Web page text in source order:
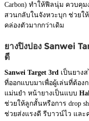
Carbon) ทำให้ฟีลนุ่ม ควบคุ
สวนกลับในจังหวะบุก ช่วยใ
คล่องตัวมากกว่าเดิม
ยางปิงปอง Sanwei
ดี
Sanwei Target 3rd เป็นยางส
ที่ออกแบบมาเพื่อผู้เล่นที่ต้อ
แม่นยำ หน้ายางเป็นแบบ
ช่วยให้ลูกสั้นหรือการ drop
ช่วยส่งแรงดี รีบาวน์ไว แล